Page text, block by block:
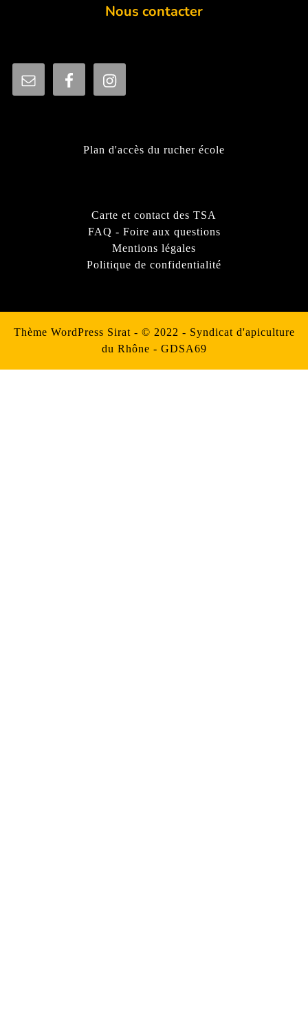
Nous contacter
Plan d'accès du rucher école
Carte et contact des TSA
FAQ - Foire aux questions
Mentions légales
Politique de confidentialité
Thème WordPress Sirat - © 2022 - Syndicat d'apiculture
du Rhône - GDSA69